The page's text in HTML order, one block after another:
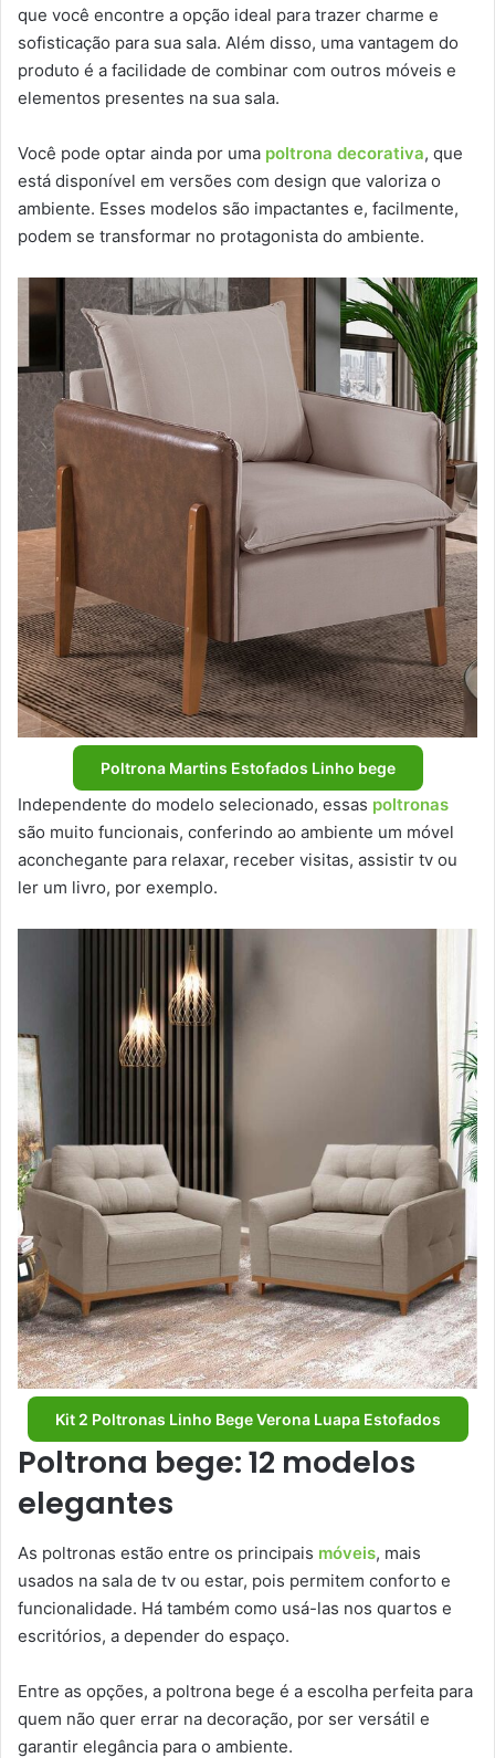
que você encontre a opção ideal para trazer charme e
sofisticação para sua sala. Além disso, uma vantagem do
produto é a facilidade de combinar com outros móveis e
elementos presentes na sua sala.
Você pode optar ainda por uma poltrona decorativa, que
está disponível em versões com design que valoriza o
ambiente. Esses modelos são impactantes e, facilmente,
podem se transformar no protagonista do ambiente.
Poltrona Martins Estofados Linho bege
Independente do modelo selecionado, essas poltronas
são muito funcionais, conferindo ao ambiente um móvel
aconchegante para relaxar, receber visitas, assistir tv ou
ler um livro, por exemplo.
Kit 2 Poltronas Linho Bege Verona Luapa Estofados
Poltrona bege: 12 modelos
elegantes
As poltronas estão entre os principais móveis, mais
usados na sala de tv ou estar, pois permitem conforto e
funcionalidade. Há também como usá-las nos quartos e
escritórios, a depender do espaço.
Entre as opções, a poltrona bege é a escolha perfeita para
quem não quer errar na decoração, por ser versátil e
garantir elegância para o ambiente.